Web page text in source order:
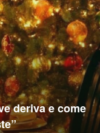
deriva e come